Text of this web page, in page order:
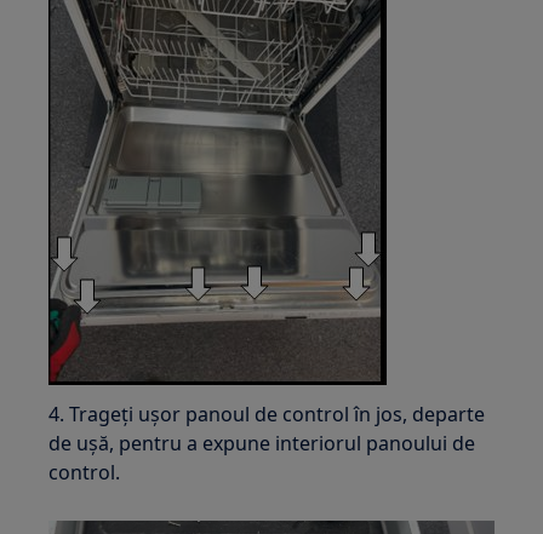
4. Trageți ușor panoul de control în jos, departe
de ușă, pentru a expune interiorul panoului de
control.